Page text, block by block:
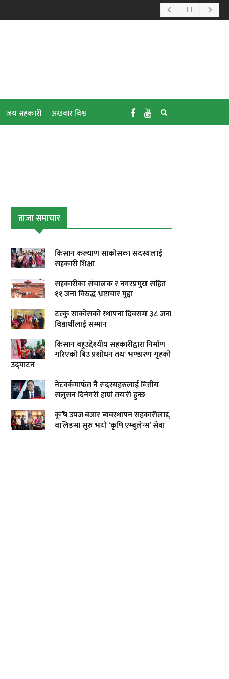
जय सहकारी अखवार विश्व
ताजा समाचार
किसान कल्याण साकोसका सदस्यलाई
सहकारी शिक्षा
सहकारीका संचालक र नगरप्रमुख सहित
११ जना विरुद्ध भ्रष्टाचार मुद्दा
टल्कु साकोसको स्थापना दिवसमा ३८ जना
विद्यार्थीलाई सम्मान
किसान बहुउद्देश्यीय सहकारीद्वारा निर्माण
गरिएको बिउ प्रशोधन तथा भण्डारण गृहको
उद्घाटन
नेटवर्कमार्फत नै सदस्यहरुलाई वित्तीय
सलुसन दिनेगरी हाम्रो तयारी हुन्छ
कृषि उपज बजार व्यवस्थापन सहकारीलाइ,
वालिङमा सुरु भयो ‘कृषि एम्बुलेन्स’ सेवा